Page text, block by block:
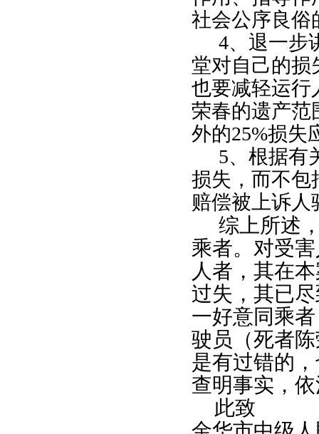
社会公序良俗
4、退一步
堂对自己的损
也要减轻运行
荣春的遗产范
外的25%损失
5、根据有
损失，而不包
赔偿被上诉人
综上所述
乘者。对受
人者，其在
过失，其已
一好意同乘
驶员（死者
是有过错的
查明事实，
此致